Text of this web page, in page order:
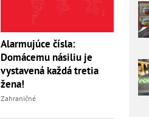
Alarmujúce čísla:
Domácemu násiliu je
vystavená každá tretia
žena!
Zahraničné